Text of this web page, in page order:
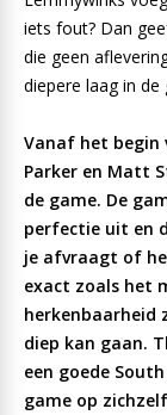
iets fout? Dan
die geen
diepere laag in
Vanaf het begin
Parker en Matt
de game. De
perfectie uit en
je afvraagt of
exact zoals het
herkenbaarheid
diep kan gaan.
een goede
game op